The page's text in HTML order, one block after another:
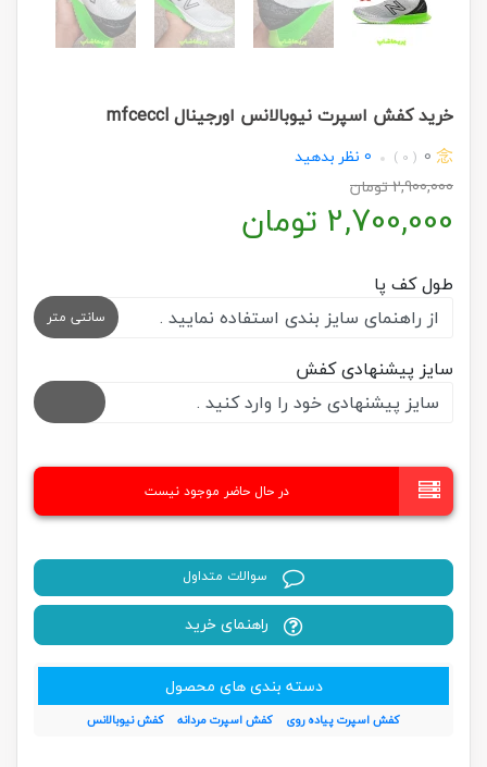
خرید کفش اسپرت نیوبالانس اورجینال mfceccl
0
( 0 )
0 نظر بدهید
2,900,000تومان
2,700,000 تومان
طول کف پا
سانتی متر
سایز پیشنهادی کفش
در حال حاضر موجود نیست
سوالات متداول
راهنمای خرید
دسته بندی های محصول
کفش اسپرت پیاده روی کفش اسپرت مردانه کفش نیوبالانس